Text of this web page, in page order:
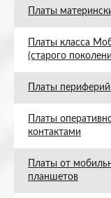
Платы
Платы класса
(старого
Платы
Платы
контактами
Платы от
планшетов